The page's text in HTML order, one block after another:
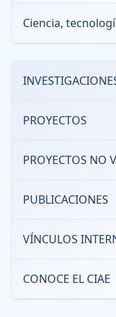
Ciencia,
PROYECTOS
PROYECTOS NO
PUBLICACIONES
VÍNCULOS
CONOCE EL CIAE